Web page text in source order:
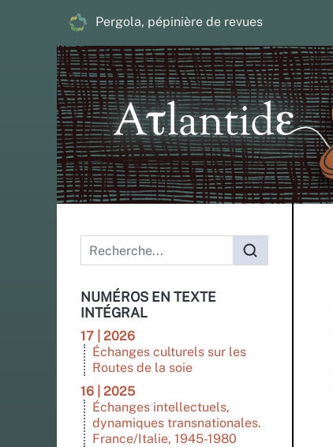
Pergola, pépinière de revues
Menu principal
NUMÉROS EN TEXTE
INTÉGRAL
17 | 2026
Échanges culturels sur les
Routes de la soie
16 | 2025
Échanges intellectuels,
dynamiques transnationales.
France/Italie, 1945-1980